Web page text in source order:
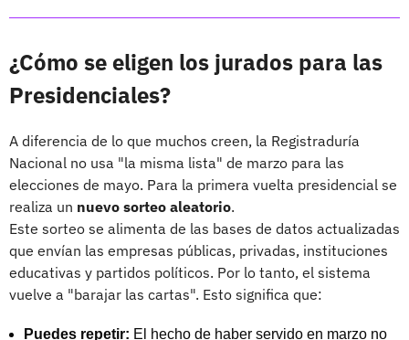
¿Cómo se eligen los jurados para las
Presidenciales?
A diferencia de lo que muchos creen, la Registraduría
Nacional no usa "la misma lista" de marzo para las
elecciones de mayo. Para la primera vuelta presidencial se
realiza un nuevo sorteo aleatorio.
Este sorteo se alimenta de las bases de datos actualizadas
que envían las empresas públicas, privadas, instituciones
educativas y partidos políticos. Por lo tanto, el sistema
vuelve a "barajar las cartas". Esto significa que:
Puedes repetir: El hecho de haber servido en marzo no